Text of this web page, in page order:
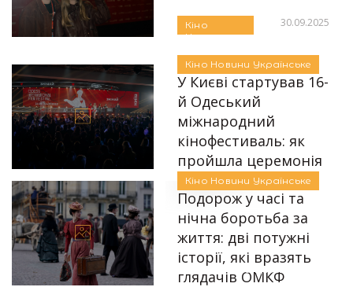
Кіно
Новини
30.09.2025
Кіно Новини Українське
У Києві стартував 16-
й Одеський
міжнародний
кінофестиваль: як
пройшла церемонія
відкриття
26.09.2025
Автор:Аліна Бондарєва
Кіно Новини Українське
Подорож у часі та
нічна боротьба за
життя: дві потужні
історії, які вразять
глядачів ОМКФ
Автор: Аліна Бондарєва